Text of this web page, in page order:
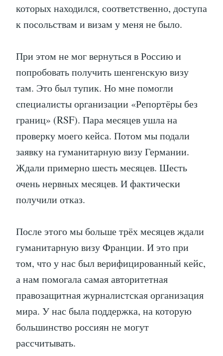
которых находился, соответственно, доступа
к посольствам и визам у меня не было.
При этом не мог вернуться в Россию и
попробовать получить шенгенскую визу
там. Это был тупик. Но мне помогли
специалисты организации «Репортёры без
границ» (RSF). Пара месяцев ушла на
проверку моего кейса. Потом мы подали
заявку на гуманитарную визу Германии.
Ждали примерно шесть месяцев. Шесть
очень нервных месяцев. И фактически
получили отказ.
После этого мы больше трёх месяцев ждали
гуманитарную визу Франции. И это при
том, что у нас был верифицированный кейс,
а нам помогала самая авторитетная
правозащитная журналистская организация
мира. У нас была поддержка, на которую
большинство россиян не могут
рассчитывать.